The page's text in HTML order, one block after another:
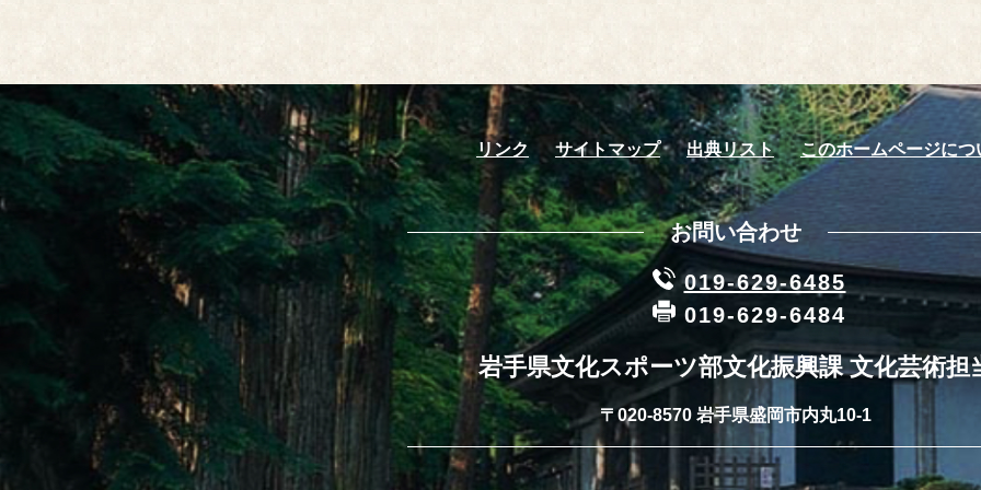
リンク サイトマップ 出典リスト このホームページにつ
お問い合わせ
019-629-6485
019-629-6484
岩手県文化スポーツ部文化振興課 文化芸術担
〒020-8570 岩手県盛岡市内丸10-1